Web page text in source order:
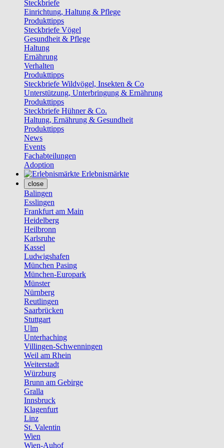
Steckbriefe
Einrichtung, Haltung & Pflege
Produkttipps
Steckbriefe Vögel
Gesundheit & Pflege
Haltung
Ernährung
Verhalten
Produkttipps
Steckbriefe Wildvögel, Insekten & Co
Unterstützung, Unterbringung & Ernährung
Produkttipps
Steckbriefe Hühner & Co.
Haltung, Ernährung & Gesundheit
Produkttipps
News
Events
Fachabteilungen
Adoption
Erlebnismärkte
close
Balingen
Esslingen
Frankfurt am Main
Heidelberg
Heilbronn
Karlsruhe
Kassel
Ludwigshafen
München Pasing
München-Europark
Münster
Nürnberg
Reutlingen
Saarbrücken
Stuttgart
Ulm
Unterhaching
Villingen-Schwenningen
Weil am Rhein
Weiterstadt
Würzburg
Brunn am Gebirge
Gralla
Innsbruck
Klagenfurt
Linz
St. Valentin
Wien
Wien-Auhof